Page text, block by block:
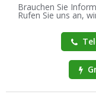
Brauchen Sie
Rufen Sie uns an,